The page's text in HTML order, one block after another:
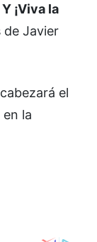
¡Viva la
de Javier
el
la